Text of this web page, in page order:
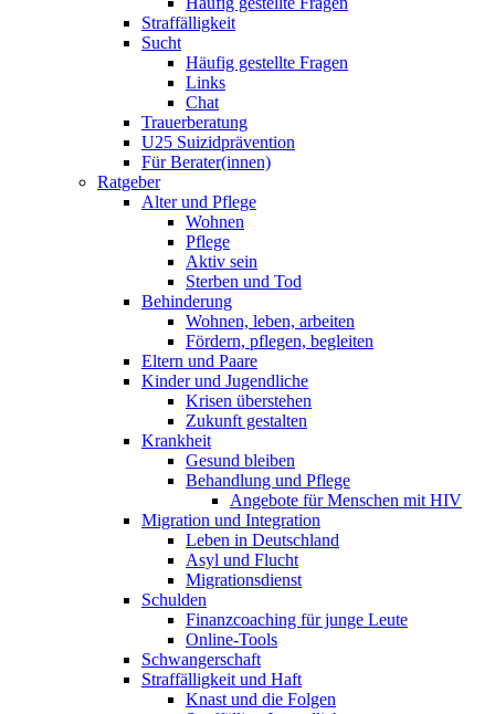
Straffälligkeit
Sucht
Häufig gestellte Fragen
Links
Chat
Trauerberatung
U25 Suizidprävention
Für Berater(innen)
Ratgeber
Alter und Pflege
Wohnen
Pflege
Aktiv sein
Sterben und Tod
Behinderung
Wohnen, leben, arbeiten
Fördern, pflegen, begleiten
Eltern und Paare
Kinder und Jugendliche
Krisen überstehen
Zukunft gestalten
Krankheit
Gesund bleiben
Behandlung und Pflege
Angebote für Menschen mit HIV
Migration und Integration
Leben in Deutschland
Asyl und Flucht
Migrationsdienst
Schulden
Finanzcoaching für junge Leute
Online-Tools
Schwangerschaft
Straffälligkeit und Haft
Knast und die Folgen